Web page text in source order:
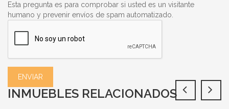
Esta pregunta es para comprobar si usted es un visitante
humano y prevenir envíos de spam automatizado.
INMUEBLES RELACIONADOS